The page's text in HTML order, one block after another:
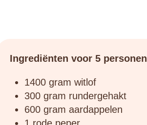
Ingrediënten voor 5 personen
1400 gram witlof⁠
300 gram rundergehakt⁠
600 gram aardappelen⁠